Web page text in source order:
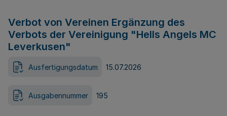
Verbot von Vereinen Ergänzung des
Verbots der Vereinigung "Hells Angels MC
Leverkusen"
Ausfertigungsdatum 15.07.2026
Ausgabennummer 195